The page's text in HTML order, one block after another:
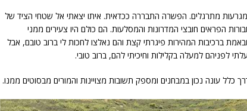
מתרגלים. הפשרה התבררה ככדאית. איתו יצאתי אל שטחי הציד של
הפראים חובצי המדרונות והמסלעות. הם כולם היו צעירים ממני
ברכיבות המהירות פיגרתי קצת והם נאלצו לחכות לי ברוב טובם, אבל
לפניהם למעלה בקלילות וחיכיתי להם, ברוב טובי.
כלל עונה נכון במבחנים ומספק תשובות מצויינות והמורים מבסוטים ממנו.